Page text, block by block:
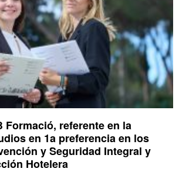
Formació, referente en la
en 1a preferencia en los
y Seguridad Integral y
Hotelera